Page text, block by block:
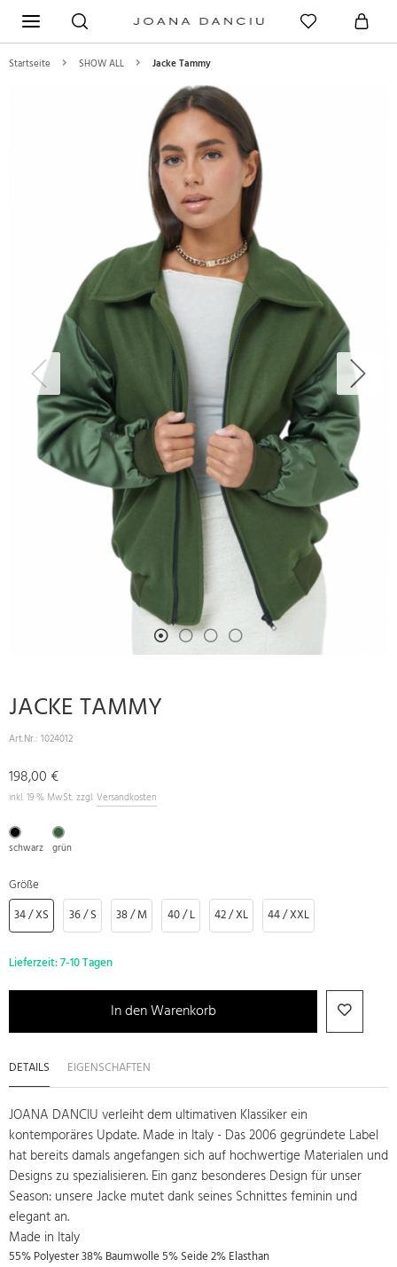
Startseite SHOW ALL Jacke Tammy
Previous Next
JACKE TAMMY
Art.Nr.: 1024012
198,00 €
inkl. 19 % MwSt. zzgl. Versandkosten
schwarz grün
Größe
34 / XS
36 / S 38 / M 40 / L 42 / XL 44 / XXL
Lieferzeit:7-10 Tagen
In den Warenkorb
DETAILS EIGENSCHAFTEN
JOANA DANCIU verleiht dem ultimativen Klassiker ein
kontemporäres Update. Made in Italy - Das 2006 gegründete Label
hat bereits damals angefangen sich auf hochwertige Materialen und
Designs zu spezialisieren. Ein ganz besonderes Design für unser
Season: unsere Jacke mutet dank seines Schnittes feminin und
elegant an.
Made in Italy
55% Polyester 38% Baumwolle 5% Seide 2% Elasthan